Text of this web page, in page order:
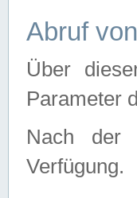
Abruf
Über
Parameter
Nach der
Verfügung.